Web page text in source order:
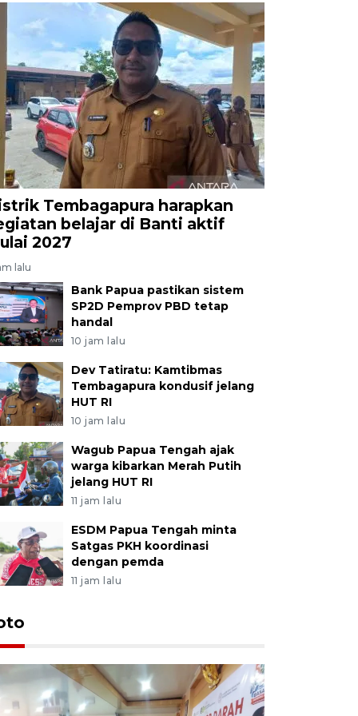
Tembagapura harapkan
belajar di Banti aktif
2027
lalu
Bank Papua pastikan sistem
SP2D Pemprov PBD tetap
handal
10 jam lalu
Dev Tatiratu: Kamtibmas
Tembagapura kondusif jelang
HUT RI
10 jam lalu
Wagub Papua Tengah ajak
warga kibarkan Merah Putih
jelang HUT RI
11 jam lalu
ESDM Papua Tengah minta
Satgas PKH koordinasi
dengan pemda
11 jam lalu